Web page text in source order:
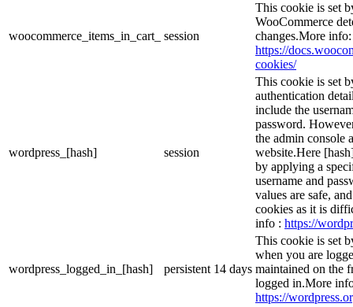
woocommerce_items_in_cart_ session
This cookie is set
WooCommerce
changes.More info:
https://
cookies/
wordpress_[hash] session
This cookie is set
authentication
include the
password.
the admin console
website.Here
by applying a
username and
values are safe,
cookies as it is
info : https://
wordpress_logged_in_[hash] persistent 14 days
This cookie is set
when you are
maintained on the
logged in.More
https://